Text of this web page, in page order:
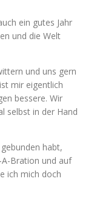
ein gutes Jahr
und die Welt
und uns gern
mir eigentlich
bessere. Wir
selbst in der Hand
habt,
Bration und auf
ich mich doch